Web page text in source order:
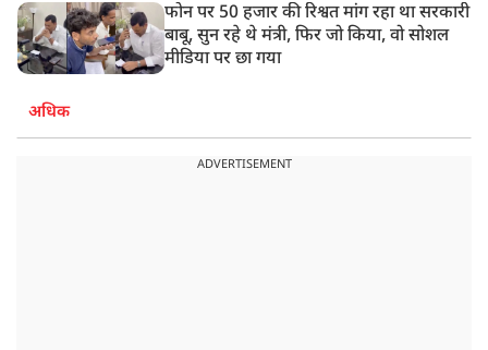
फोन पर 50 हजार की रिश्वत मांग रहा था सरकारी
बाबू, सुन रहे थे मंत्री, फिर जो किया, वो सोशल
मीडिया पर छा गया
अधिक
ADVERTISEMENT